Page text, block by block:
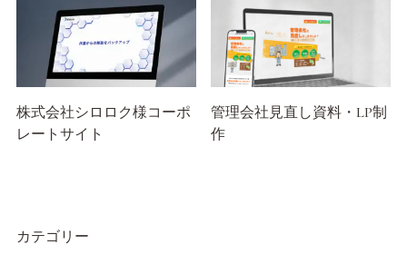
株式会社シロロク様コーポ
レートサイト
管理会社見直し資料・LP制
作
カテゴリー